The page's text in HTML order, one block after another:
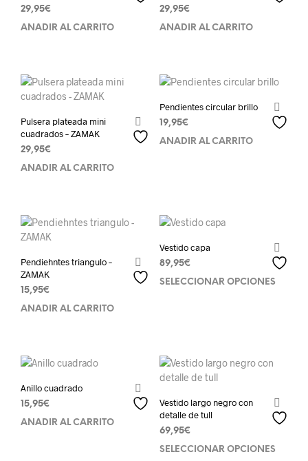
29,95€
AÑADIR AL CARRITO
29,95€
AÑADIR AL CARRITO
Pulsera plateada mini
cuadrados – ZAMAK
29,95€
AÑADIR AL CARRITO
Pendientes circular brillo
19,95€
AÑADIR AL CARRITO
Pendiehntes triangulo –
ZAMAK
15,95€
AÑADIR AL CARRITO
Vestido capa
89,95€
SELECCIONAR OPCIONES
Anillo cuadrado
15,95€
AÑADIR AL CARRITO
Vestido largo negro con
detalle de tull
69,95€
SELECCIONAR OPCIONES